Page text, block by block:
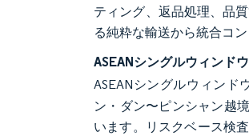
ティング、返品処理、品
る純粋な輸送から統合コ
ASEANシングルウィンド
ASEANシングルウィンド
ン・ダン〜ピンシャン越
います。リスクベース検